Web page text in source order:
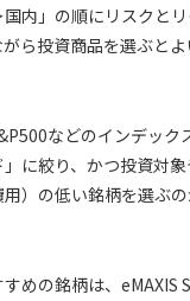
内」の順にリスクと
ら投資商品を選ぶと
などのインデック
に絞り、かつ投資対
）の低い銘柄を選ぶ
めの銘柄は、eMAXIS